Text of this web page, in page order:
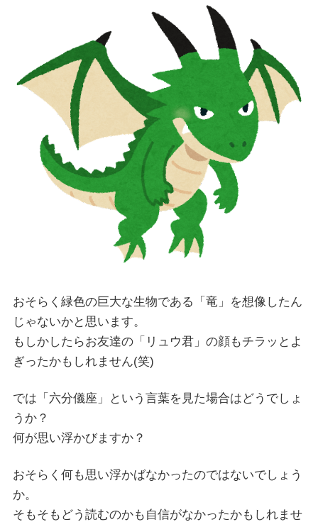
おそらく緑色の巨大な生物である「竜」を想像したん
じゃないかと思います。
もしかしたらお友達の「リュウ君」の顔もチラッとよ
ぎったかもしれません(笑)
では「六分儀座」という言葉を見た場合はどうでしょ
うか？
何が思い浮かびますか？
おそらく何も思い浮かばなかったのではないでしょう
か。
そもそもどう読むのかも自信がなかったかもしれませ